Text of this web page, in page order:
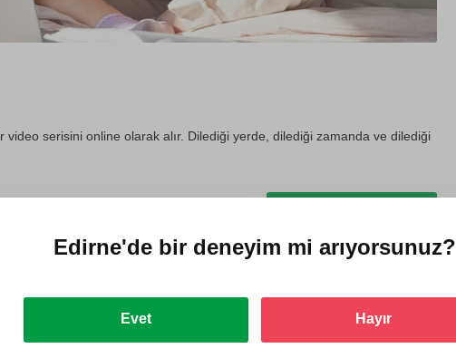
video serisini online olarak alır. Dilediği yerde, dilediği zamanda ve dilediği
Edirne'de bir deneyim mi arıyorsunuz?
Evet Hayır